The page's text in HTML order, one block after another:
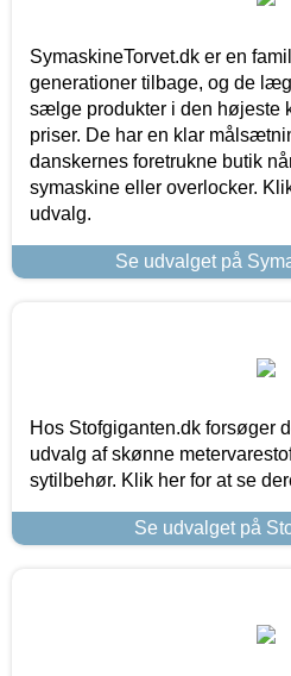
SymaskineTorvet.dk er en
generationer tilbage, og de
sælge produkter i den højeste
priser. De har en klar
danskernes foretrukne butik
symaskine eller overlocker.
udvalg.
Se udvalget på
Hos Stofgiganten.dk forsøger
udvalg af skønne
sytilbehør. Klik her for at se
Se udvalget på